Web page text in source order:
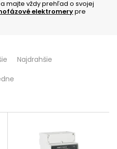
a majte vždy prehľad o svojej
elektromerypre
Najdrahšie